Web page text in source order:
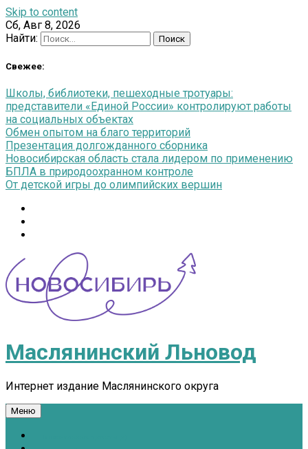
Skip to content
Сб, Авг 8, 2026
Найти:
Свежее:
Школы, библиотеки, пешеходные тротуары:
представители «Единой России» контролируют работы
на социальных объектах
Обмен опытом на благо территорий
Презентация долгожданного сборника
Новосибирская область стала лидером по применению
БПЛА в природоохранном контроле
От детской игры до олимпийских вершин
Маслянинский Льновод
Интернет издание Маслянинского округа
Меню